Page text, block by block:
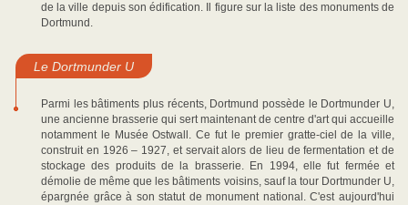
de la ville depuis son édification. Il figure sur la liste des monuments de
Dortmund.
Le Dortmunder U
Parmi les bâtiments plus récents, Dortmund possède le Dortmunder U,
une ancienne brasserie qui sert maintenant de centre d'art qui accueille
notamment le Musée Ostwall. Ce fut le premier gratte-ciel de la ville,
construit en 1926 – 1927, et servait alors de lieu de fermentation et de
stockage des produits de la brasserie. En 1994, elle fut fermée et
démolie de même que les bâtiments voisins, sauf la tour Dortmunder U,
épargnée grâce à son statut de monument national. C'est aujourd'hui